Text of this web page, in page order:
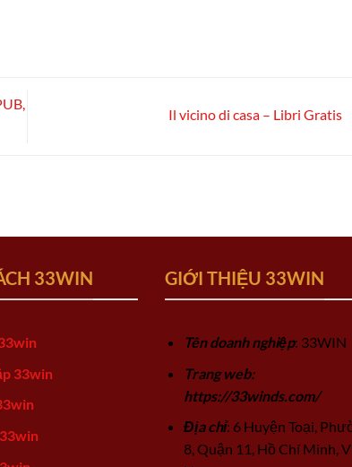
Il vicino di casa – Libri Gratis
33WIN
33win
GIỚI THIỆU 33WIN
Tên doanh nghiệp: 33WIN
Trang web:
https://33winds.com/
Địa chỉ: 6 Huyện Toại,
8, Quận 11, Hồ Chí Minh,